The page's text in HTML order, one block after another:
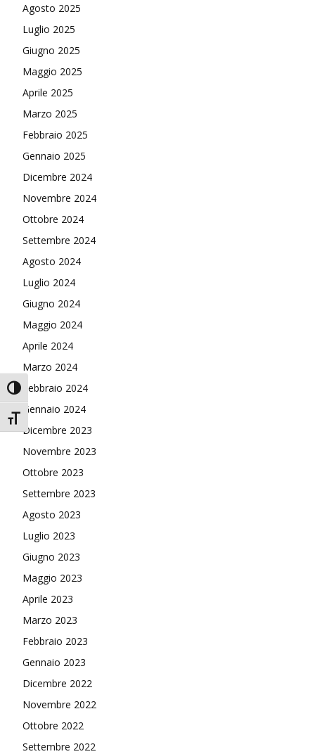
Attiva/disattiva alto contrasto
Attiva/disattiva dimensione testo
Agosto 2025
Luglio 2025
Giugno 2025
Maggio 2025
Aprile 2025
Marzo 2025
Febbraio 2025
Gennaio 2025
Dicembre 2024
Novembre 2024
Ottobre 2024
Settembre 2024
Agosto 2024
Luglio 2024
Giugno 2024
Maggio 2024
Aprile 2024
Marzo 2024
Febbraio 2024
Gennaio 2024
Dicembre 2023
Novembre 2023
Ottobre 2023
Settembre 2023
Agosto 2023
Luglio 2023
Giugno 2023
Maggio 2023
Aprile 2023
Marzo 2023
Febbraio 2023
Gennaio 2023
Dicembre 2022
Novembre 2022
Ottobre 2022
Settembre 2022